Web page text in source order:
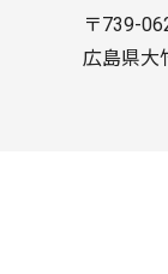
〒739-
広島県大